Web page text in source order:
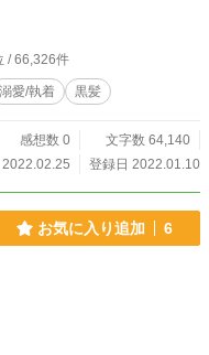
/ 66,326件
溺愛/執着 黒髪
感想数 0
文字数 64,140
登録日 2022.01.10
お気に入り追加 6